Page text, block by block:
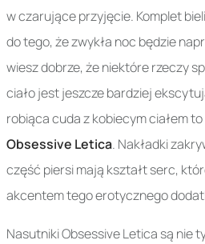
w czarujące przyjęcie. Komplet
do tego, że zwykła noc będzie
wiesz dobrze, że niektóre rzeczy
ciało jest jeszcze bardziej
robiąca cuda z kobiecym ciałem
Obsessive Letica. Nakładki
część piersi mają kształt serc,
akcentem tego erotycznego
Nasutniki Obsessive Letica są nie